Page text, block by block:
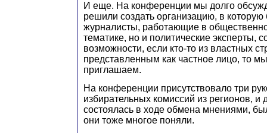
И еще. На конференции мы долго
решили создать организацию, в
журналисты, работающие в
тематике, но и политические эксперты,
возможности, если кто-то из властных
представленным как частное лицо, то
приглашаем.
На конференции присутствовало три
избирательных комиссий из регионов, и
состоялась в ходе обмена мнениями,
они тоже многое поняли.